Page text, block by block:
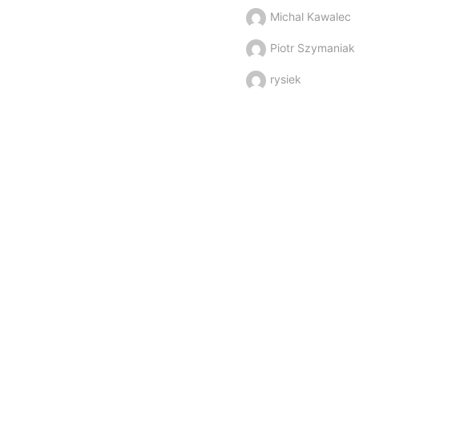
Michal Kawalec
Piotr Szymaniak
rysiek